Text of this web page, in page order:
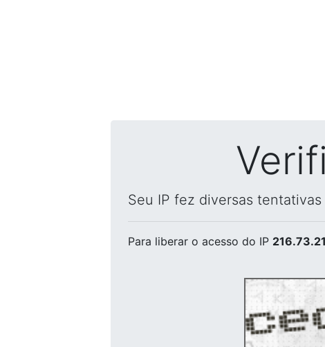
Seu IP fez diversas
Para liberar o acesso do IP